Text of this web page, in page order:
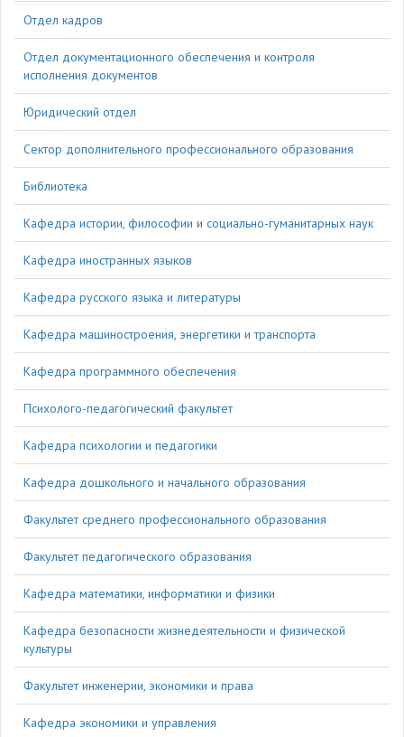
Отдел кадров
Отдел документационного обеспечения и контроля
исполнения документов
Юридический отдел
Сектор дополнительного профессионального образования
Библиотека
Кафедра истории, философии и социально-гуманитарных наук
Кафедра иностранных языков
Кафедра русского языка и литературы
Кафедра машиностроения, энергетики и транспорта
Кафедра программного обеспечения
Психолого-педагогический факультет
Кафедра психологии и педагогики
Кафедра дошкольного и начального образования
Факультет среднего профессионального образования
Факультет педагогического образования
Кафедра математики, информатики и физики
Кафедра безопасности жизнедеятельности и физической
культуры
Факультет инженерии, экономики и права
Кафедра экономики и управления